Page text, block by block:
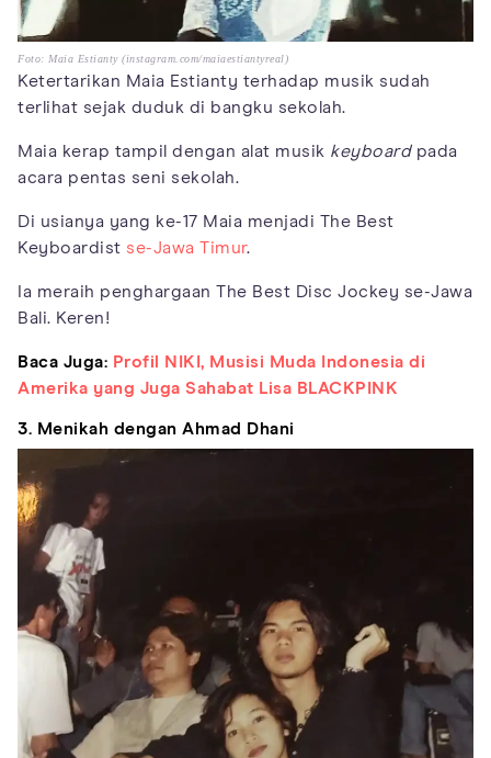
Foto: Maia Estianty (instagram.com/maiaestiantyreal)
Ketertarikan Maia Estianty terhadap musik sudah
terlihat sejak duduk di bangku sekolah.
Maia kerap tampil dengan alat musik keyboardpada
acara pentas seni sekolah.
Di usianya yang ke-17 Maia menjadi The Best
Keyboardist se-Jawa Timur.
Ia meraih penghargaan The Best Disc Jockey se-Jawa
Bali. Keren!
Baca Juga: Profil NIKI, Musisi Muda Indonesia di
Amerika yang Juga Sahabat Lisa BLACKPINK
3. Menikah dengan Ahmad Dhani